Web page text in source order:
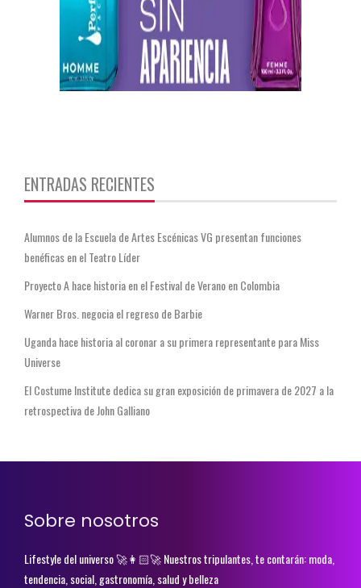
ENTRADAS RECIENTES
Alumnos de la Escuela de Artes Escénicas VG presentan funciones
benéficas en el Teatro Líder
Proyecto A hace historia en el Festival de Verano en Colombia
Warner Bros. negocia el regreso de Barbie
Uganda hace historia al coronar a su primera representante para Miss
Universe
El Costume Institute dedica su gran exposición de primavera de 2027 a la
retrospectiva de John Galliano
Sobre nosotros
Lifestyle del universo 🚀👩🏻‍🚀 Nuestros tripulantes, te contarán: moda,
tendencia, social, gastronomía, salud y belleza